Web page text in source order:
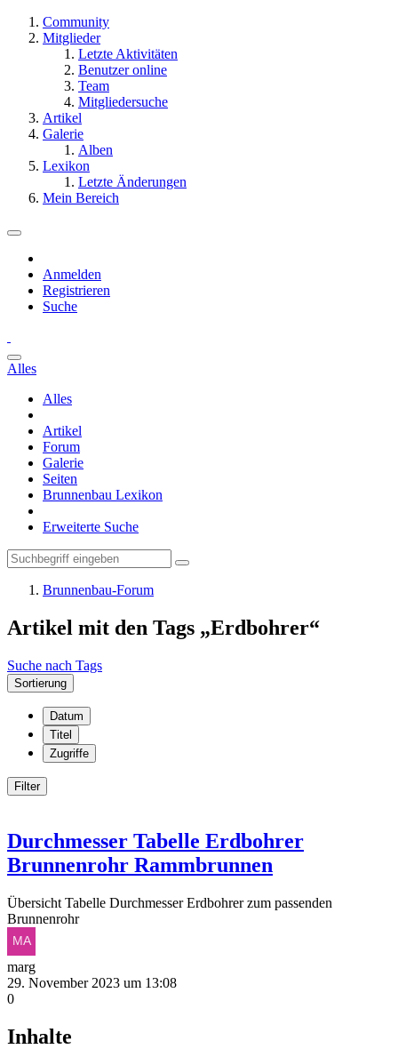
Community
Mitglieder
Letzte Aktivitäten
Benutzer online
Team
Mitgliedersuche
Artikel
Galerie
Alben
Lexikon
Letzte Änderungen
Mein Bereich
Anmelden
Registrieren
Suche
Alles
Alles
Artikel
Forum
Galerie
Seiten
Brunnenbau Lexikon
Erweiterte Suche
Brunnenbau-Forum
Artikel mit den Tags „Erdbohrer“
Suche nach Tags
Sortierung
Datum
Titel
Zugriffe
Filter
Durchmesser Tabelle Erdbohrer
Brunnenrohr Rammbrunnen
Übersicht Tabelle Durchmesser Erdbohrer zum passenden
Brunnenrohr
marg
29. November 2023 um 13:08
0
Inhalte